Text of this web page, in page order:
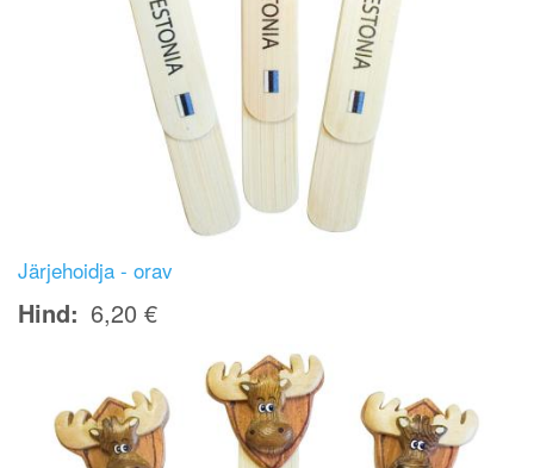
Järjehoidja - orav
Hind 6,20 €